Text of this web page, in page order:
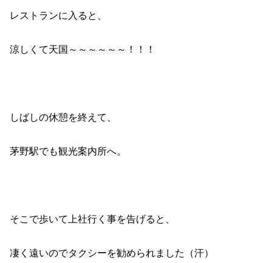
レストランに入ると、
涼しくて天国～～～～～～！！！
しばしの休憩を終えて、
茅野駅でも観光案内所へ。
そこで歩いて上社行く事を告げると、
凄く遠いのでタクシーを勧められました（汗）